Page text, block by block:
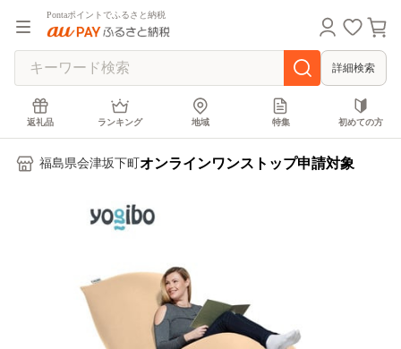
Pontaポイントでふるさと納税
詳細検索
返礼品 ランキング 地域 特集 初めての方
福島県会津坂下町 オンラインワンストップ申請対象